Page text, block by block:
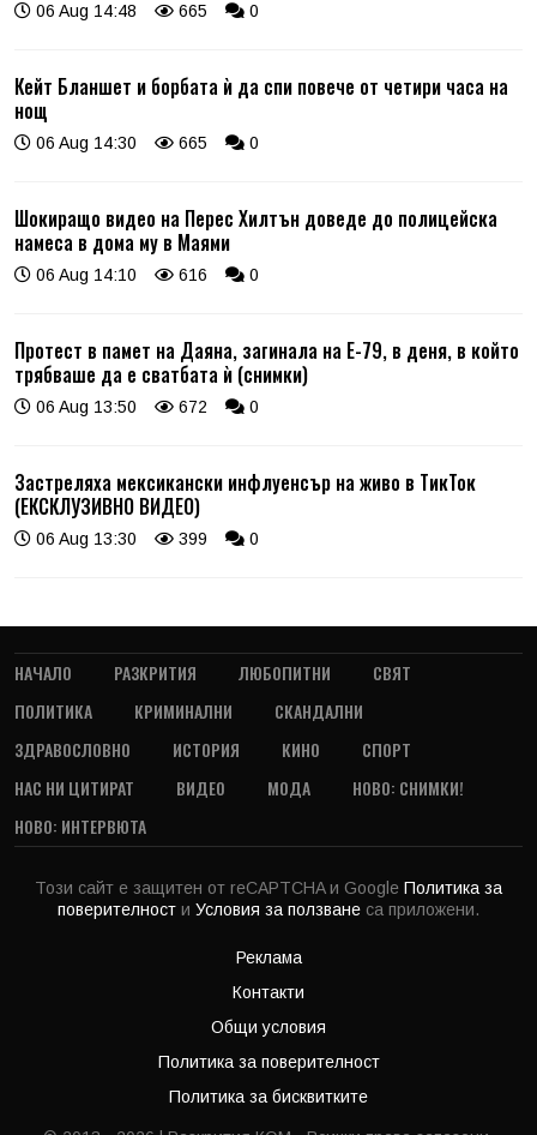
06 Aug 14:48 665 0
Кейт Бланшет и борбата ѝ да спи повече от четири часа на
нощ
06 Aug 14:30 665 0
Шокиращо видео на Перес Хилтън доведе до полицейска
намеса в дома му в Маями
06 Aug 14:10 616 0
Протест в памет на Даяна, загинала на Е-79, в деня, в който
трябваше да е сватбата ѝ (снимки)
06 Aug 13:50 672 0
Застреляха мексикански инфлуенсър на живо в ТикТок
(ЕКСКЛУЗИВНО ВИДЕО)
06 Aug 13:30 399 0
НАЧАЛО РАЗКРИТИЯ ЛЮБОПИТНИ
СВЯТ
ПОЛИТИКА
КРИМИНАЛНИ
СКАНДАЛНИ
ЗДРАВОСЛОВНО
ИСТОРИЯ КИНО
СПОРТ
НАС НИ ЦИТИРАТ
ВИДЕО МОДА
НОВО: СНИМКИ!
НОВО: ИНТЕРВЮТА
Този сайт е защитен от reCAPTCHA и Google Политика за
поверителност и Условия за ползване са приложени.
Реклама
Контакти
Общи условия
Политика за поверителност
Политика за бисквитките